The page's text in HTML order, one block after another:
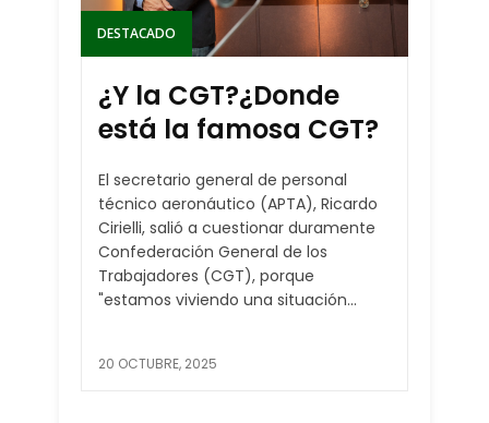
DESTACADO
¿Y la CGT?¿Donde
está la famosa CGT?
El secretario general de personal
técnico aeronáutico (APTA), Ricardo
Cirielli, salió a cuestionar duramente
Confederación General de los
Trabajadores (CGT), porque
"estamos viviendo una situación...
20 OCTUBRE, 2025